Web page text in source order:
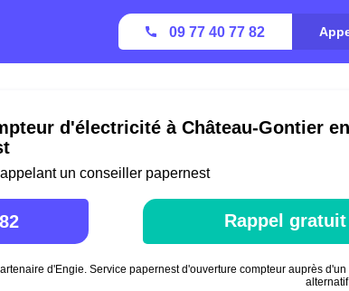
09 77 40 77 82
d'électricité à Château-Gontier
un conseiller papernest
Rappel gratuit
d'Engie. Service papernest d'ouverture compteur auprès